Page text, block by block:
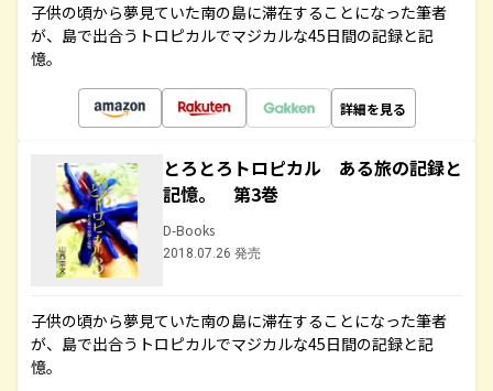
子供の頃から夢見ていた南の島に滞在することになった筆者
が、島で出合うトロピカルでマジカルな45日間の記録と記
憶。
詳細を見る
とろとろトロピカル ある旅の記録と
記憶。 第3巻
D-Books
2018.07.26 発売
子供の頃から夢見ていた南の島に滞在することになった筆者
が、島で出合うトロピカルでマジカルな45日間の記録と記
憶。